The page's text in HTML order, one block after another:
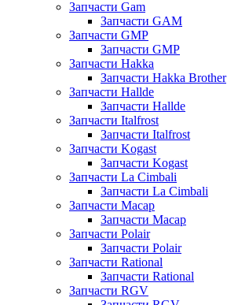
Запчасти Gam
Запчасти GAM
Запчасти GMP
Запчасти GMP
Запчасти Hakka
Запчасти Hakka Brother
Запчасти Hallde
Запчасти Hallde
Запчасти Italfrost
Запчасти Italfrost
Запчасти Kogast
Запчасти Kogast
Запчасти La Cimbali
Запчасти La Cimbali
Запчасти Macap
Запчасти Macap
Запчасти Polair
Запчасти Polair
Запчасти Rational
Запчасти Rational
Запчасти RGV